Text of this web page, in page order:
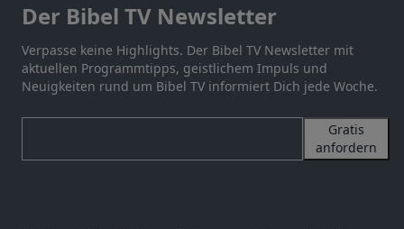
Der Bibel TV Newsletter
Verpasse keine Highlights. Der Bibel TV Newsletter mit
aktuellen Programmtipps, geistlichem Impuls und
Neuigkeiten rund um Bibel TV informiert Dich jede Woche.
Gratis
anfordern